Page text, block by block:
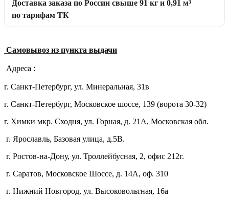
Доставка заказа по России свыше 91 кг и 0,91 м³
по тарифам ТК
Самовывоз из пункта выдачи
Адреса :
г. Санкт-Петербург, ул. Минеральная, 31в
г. Санкт-Петербург, Московское шоссе, 139 (ворота 30-32)
г. Химки мкр. Сходня, ул. Горная, д. 21А, Московская обл.
г. Ярославль, Базовая улица, д.5В.
г. Ростов-на-Дону, ул. Троллейбусная, 2, офис 212г.
г. Саратов, Московское Шоссе, д. 14А, оф. 310
г. Нижний Новгород, ул. Высоковольтная, 16а